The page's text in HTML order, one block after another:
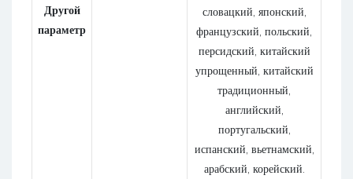
Другой
параметр
словацкий, японский,
французский, польский,
персидский, китайский
упрощенный, китайский
традиционный,
английский,
португальский,
испанский, вьетнамский,
арабский, корейский.